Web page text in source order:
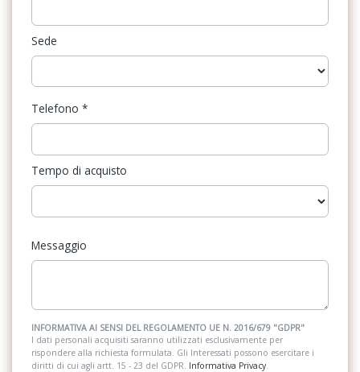
Sede
Telefono *
Tempo di acquisto
Messaggio
INFORMATIVA AI SENSI DEL REGOLAMENTO UE N. 2016/679 "GDPR"
I dati personali acquisiti saranno utilizzati esclusivamente per
rispondere alla richiesta formulata. Gli Interessati possono esercitare i
diritti di cui agli artt. 15 - 23 del GDPR. Informativa Privacy